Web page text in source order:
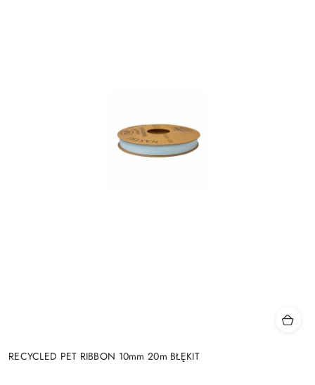
RECYCLED PET RIBBON 10mm 20m BŁĘKIT